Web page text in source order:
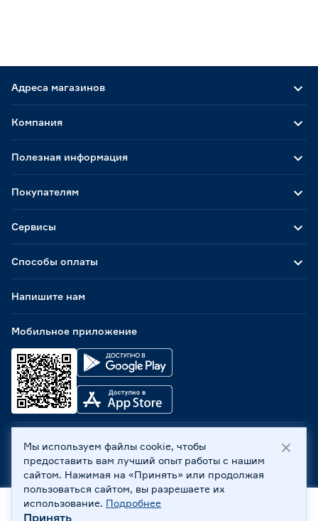
Адреса магазинов
Способы оплаты
Мобильное приложение
Компания
Полезная информация
Покупателям
Сервисы
Напишите нам
ООО «Бауцентр Рус» 2004 -2026, 236029, г. Калининград,
ул. А.Невского, 205. ИНН 7702596813, КПП 390601001 ©
Все права защищены
Политика обработки персональных данных
Правовая информация
Мы используем файлы cookie, чтобы
предоставить вам лучший опыт работы с нашим
сайтом. Нажимая на «Принять» или продолжая
пользоваться сайтом, вы разрешаете их
использование. Подробнее
Принять